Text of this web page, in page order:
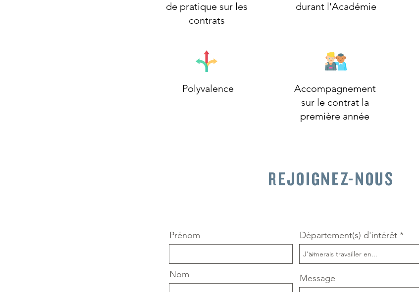
de pratique sur les
contrats
Polyvalence
durant l'Académie
Accompagnement
sur le contrat la
première année
REJOIGNEZ-NOUS
Prénom Département(s) d'intérêt
Nom Message